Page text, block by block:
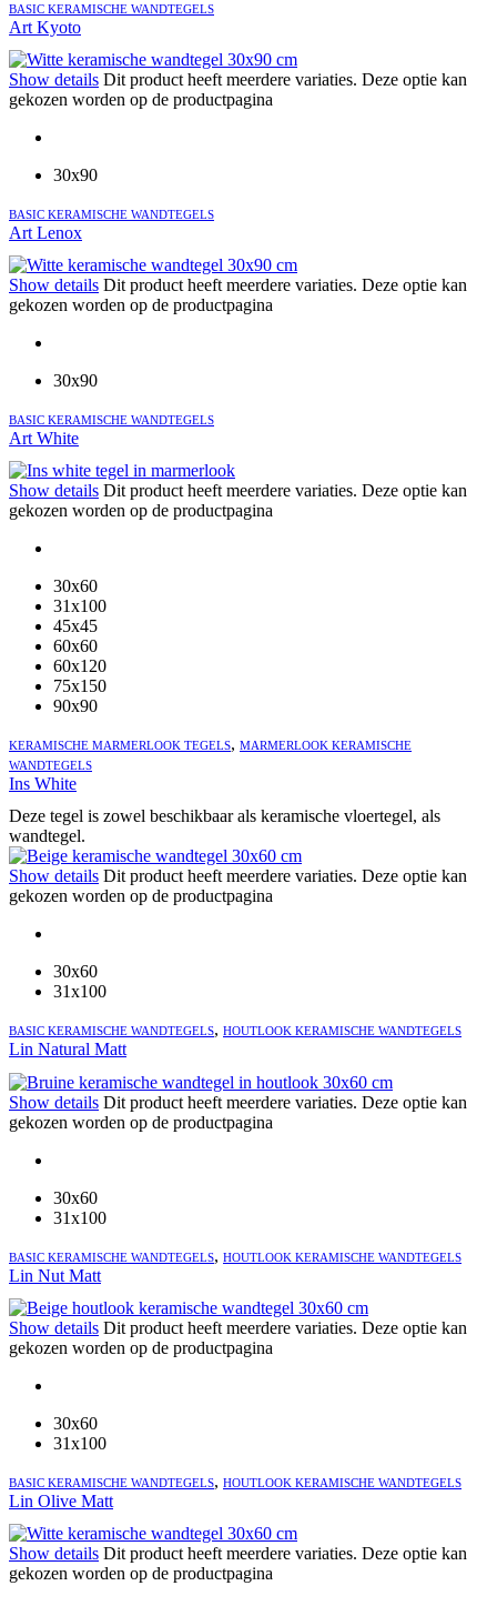
BASIC KERAMISCHE WANDTEGELS
Art Kyoto
Show details Dit product heeft meerdere variaties. Deze optie kan
gekozen worden op de productpagina
30x90
BASIC KERAMISCHE WANDTEGELS
Art Lenox
Show details Dit product heeft meerdere variaties. Deze optie kan
gekozen worden op de productpagina
30x90
BASIC KERAMISCHE WANDTEGELS
Art White
Show details Dit product heeft meerdere variaties. Deze optie kan
gekozen worden op de productpagina
30x60
31x100
45x45
60x60
60x120
75x150
90x90
KERAMISCHE MARMERLOOK TEGELS, MARMERLOOK KERAMISCHE
WANDTEGELS
Ins White
Deze tegel is zowel beschikbaar als keramische vloertegel, als
wandtegel.
Show details Dit product heeft meerdere variaties. Deze optie kan
gekozen worden op de productpagina
30x60
31x100
BASIC KERAMISCHE WANDTEGELS, HOUTLOOK KERAMISCHE WANDTEGELS
Lin Natural Matt
Show details Dit product heeft meerdere variaties. Deze optie kan
gekozen worden op de productpagina
30x60
31x100
BASIC KERAMISCHE WANDTEGELS, HOUTLOOK KERAMISCHE WANDTEGELS
Lin Nut Matt
Show details Dit product heeft meerdere variaties. Deze optie kan
gekozen worden op de productpagina
30x60
31x100
BASIC KERAMISCHE WANDTEGELS, HOUTLOOK KERAMISCHE WANDTEGELS
Lin Olive Matt
Show details Dit product heeft meerdere variaties. Deze optie kan
gekozen worden op de productpagina